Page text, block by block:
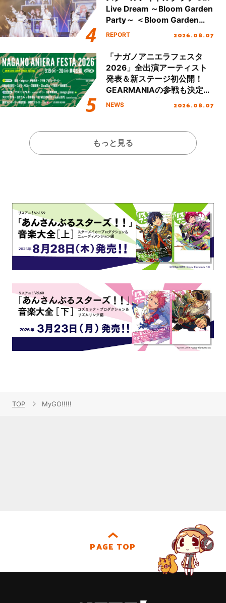
Live Dream ～Bloom Garden
Party～ ＜Bloom Garden
Party Stage／埼玉公演＞”
REPORT 2026.08.07
「ナガノアニエラフェスタ
2026」全出演アーティスト
発表＆新ステージ初公開！
GEARMANIAの参戦も決定
し、初となる第3ステージの
NEWS 2026.08.07
もっと見る
TOP MyGO!!!!!
PAGE TOP